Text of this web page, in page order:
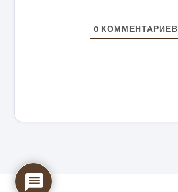
0 КОММЕНТАРИЕВ